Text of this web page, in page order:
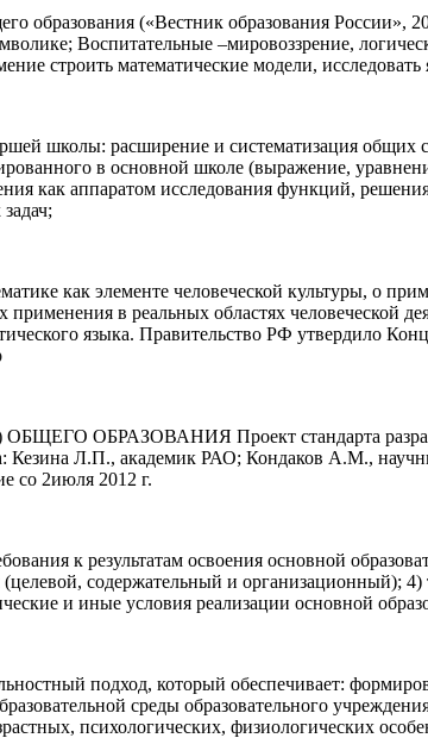
образования («Вестник образования России»,
Воспитательные –мировоззрение,
строить математические модели, исследовать
школы: расширение и систематизация
в основной школе (выражение,
как аппаратом исследования функций,
как элементе человеческой культуры, о
в реальных областях человеческой
языка. Правительство РФ утвердило
Проект стандарта
Кезина Л.П., академик РАО; Кондаков А.М.,
со 2июля 2012 г.
к результатам освоения основной
содержательный и организационный); 4)
и иные условия реализации основной
подход, который обеспечивает:
среды образовательного
психологических, физиологических